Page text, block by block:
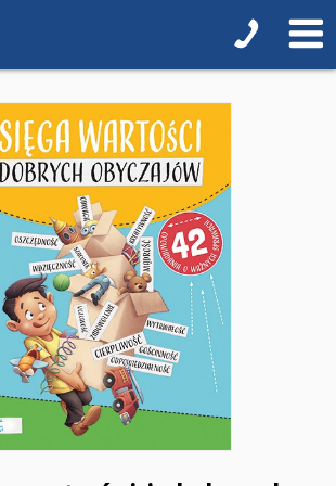
TERAZ -35% TANIEJ
interaktywne z piórem
kartonowe dla najmłodszych
Narodzenie